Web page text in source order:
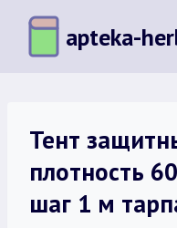
Перейти
содержимому
apteka-
Тент
плотность
шаг 1 м